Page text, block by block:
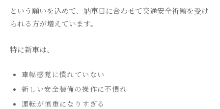
という願いを込めて、納車日に合わせて交通安全祈願を受け
られる方が増えています。
特に新車は、
車幅感覚に慣れていない
新しい安全装備の操作に不慣れ
運転が慎重になりすぎる